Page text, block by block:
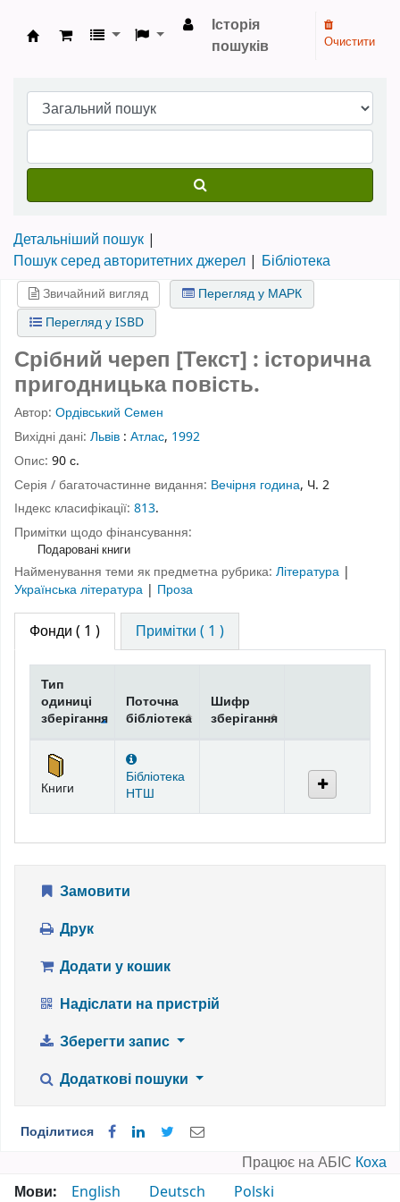
Бібліотека НТШ › Електронний каталог
Історія
пошуків
Очистити
Детальніший пошук
Пошук серед авторитетних джерел
Бібліотека
Звичайний вигляд
Перегляд у МАРК
Перегляд у ISBD
Срібний череп [Текст] : історична
пригодницька повість.
Автор: Ордівський Семен
Вихідні дані: Львів : Атлас, 1992
Опис: 90 с.
Серія / багаточастинне видання: Вечірня година, Ч. 2
Індекс класифікації: 813.
Примітки щодо фінансування:
Подаровані книги
Найменування теми як предметна рубрика: Література |
Українська література | Проза
Фонди ( 1 ) Примітки ( 1 )
Фонди
Тип
одиниці
зберігання
Поточна
бібліотека
Шифр
зберігання
Книги
Бібліотека
НТШ
Замовити
Друк
Додати у кошик
Надіслати на пристрій
Зберегти запис
Додаткові пошуки
Поділитися
Працює на АБІС Коха
Мови:
English Deutsch Polski